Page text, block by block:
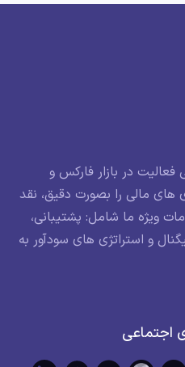
در بازار فارکس و
های مالی را بصورت دقیق، نقد
ویژه ما شامل: پشتیبانی،
و استراتژی های سودآور به
اجتماعی